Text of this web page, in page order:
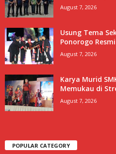
August 7, 2026
Usung Tema
Ponorogo
August 7, 2026
Karya Murid
Memukau di
August 7, 2026
POPULAR CATEGORY